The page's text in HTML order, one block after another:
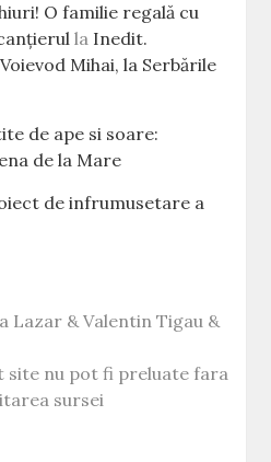
O familie regală cu
la Inedit.
Mihai, la Serbările
de ape si soare:
de la Mare
de infrumusetare a
Lazar & Valentin Tigau &
site nu pot fi preluate fara
sursei